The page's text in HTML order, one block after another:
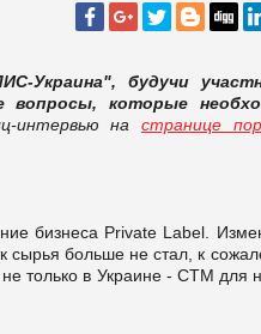
Украина", будучи
вопросы, которые
интервью на странице
бизнеса Private Label.
сырья больше не стал, к
только в Украине - СТМ для